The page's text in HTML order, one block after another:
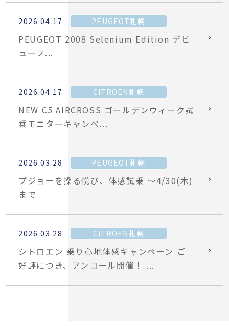
2026.04.17 PEUGEOT札幌
PEUGEOT 2008 Selenium Edition デビ
ューフ...
2026.04.17 CITROEN札幌
NEW C5 AIRCROSS ゴールデンウィーク試
乗モニターキャンペ...
2026.03.28 PEUGEOT札幌
プジョーを操る悦び、体感試乗 〜4/30(木)
まで
2026.03.28 CITROEN札幌
シトロエン 乗り心地体感キャンペーン ご
好評につき、アンコール開催！ ...